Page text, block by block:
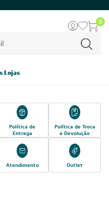
0
Lojas
Política de
Entrega
Política de Troca
e Devolução
Atendimento Outlet